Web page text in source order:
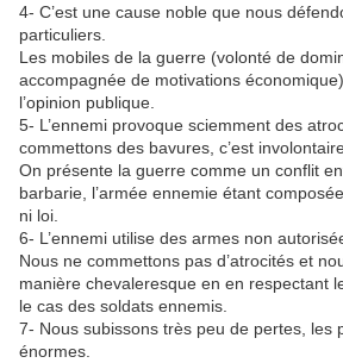
4- C’est une cause noble que nous
particuliers.
Les mobiles de la guerre (volonté de
accompagnée de motivations
l’opinion publique.
5- L’ennemi provoque sciemment des
commettons des bavures, c’est
On présente la guerre comme un conflit
barbarie, l’armée ennemie étant
ni loi.
6- L’ennemi utilise des armes non
Nous ne commettons pas d’atrocités et
manière chevaleresque en en respectant
le cas des soldats ennemis.
7- Nous subissons très peu de pertes, les
énormes.